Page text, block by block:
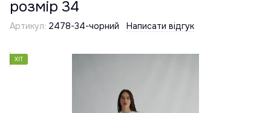
розмір 34
Артикул: 2478-34-чорний Написати відгук
ХІТ